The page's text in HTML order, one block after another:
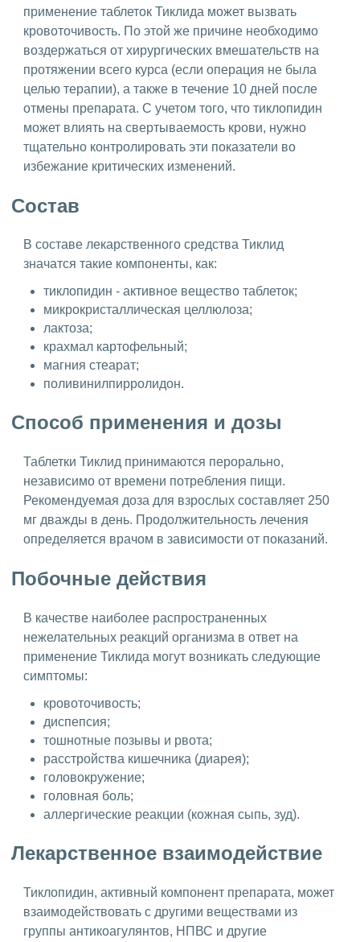
применение таблеток Тиклида может вызвать
кровоточивость. По этой же причине необходимо
воздержаться от хирургических вмешательств на
протяжении всего курса (если операция не была
целью терапии), а также в течение 10 дней после
отмены препарата. С учетом того, что тиклопидин
может влиять на свертываемость крови, нужно
тщательно контролировать эти показатели во
избежание критических изменений.
Состав
В составе лекарственного средства Тиклид
значатся такие компоненты, как:
тиклопидин - активное вещество таблеток;
микрокристаллическая целлюлоза;
лактоза;
крахмал картофельный;
магния стеарат;
поливинилпирролидон.
Способ применения и дозы
Таблетки Тиклид принимаются перорально,
независимо от времени потребления пищи.
Рекомендуемая доза для взрослых составляет 250
мг дважды в день. Продолжительность лечения
определяется врачом в зависимости от показаний.
Побочные действия
В качестве наиболее распространенных
нежелательных реакций организма в ответ на
применение Тиклида могут возникать следующие
симптомы:
кровоточивость;
диспепсия;
тошнотные позывы и рвота;
расстройства кишечника (диарея);
головокружение;
головная боль;
аллергические реакции (кожная сыпь, зуд).
Лекарственное взаимодействие
Тиклопидин, активный компонент препарата, может
взаимодействовать с другими веществами из
группы антикоагулянтов, НПВС и другие